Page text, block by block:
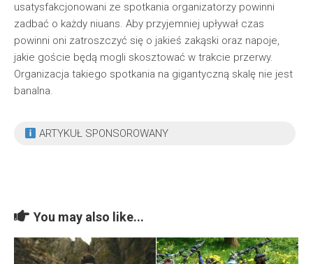
usatysfakcjonowani ze spotkania organizatorzy powinni
zadbać o każdy niuans. Aby przyjemniej upływał czas
powinni oni zatroszczyć się o jakieś zakąski oraz napoje,
jakie goście będą mogli skosztować w trakcie przerwy.
Organizacja takiego spotkania na gigantyczną skalę nie jest
banalna.
ARTYKUŁ SPONSOROWANY
You may also like...